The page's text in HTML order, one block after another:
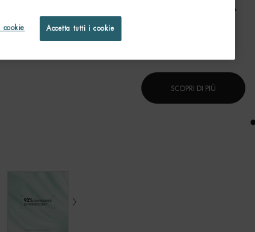
AQUAPOWER CREMA
SCOPRI DI PIÙ
cookie Accetta tutti i cookie